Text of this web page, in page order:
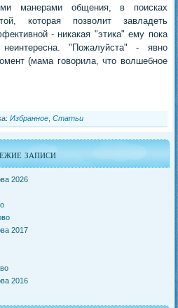
манерами общения, в поисках
которая позволит завладеть
- никакая "этика" ему пока
"Пожалуйста" - явно
(мама говорила, что волшебное
Избранное, Статьи
записи
2026
2017
2016